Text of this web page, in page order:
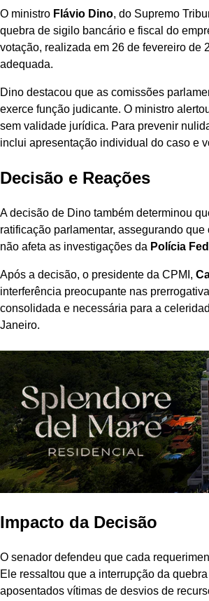
O ministro Flávio Dino, do Supremo
quebra de sigilo bancário e fiscal do
votação, realizada em 26 de fevereiro de
adequada.
Dino destacou que as comissões
exerce função judicante. O ministro
sem validade jurídica. Para prevenir
inclui apresentação individual do caso e
Decisão e Reações
A decisão de Dino também determinou
ratificação parlamentar, assegurando
não afeta as investigações da Polícia
Após a decisão, o presidente da CPMI,
interferência preocupante nas
consolidada e necessária para a
Janeiro.
Impacto da Decisão
O senador defendeu que cada
Ele ressaltou que a interrupção da
aposentados vítimas de desvios de